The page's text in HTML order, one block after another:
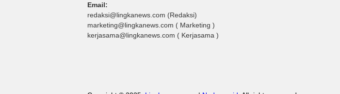
Email:
redaksi@lingkanews.com (Redaksi)
marketing@lingkanews.com ( Marketing )
kerjasama@lingkanews.com ( Kerjasama )